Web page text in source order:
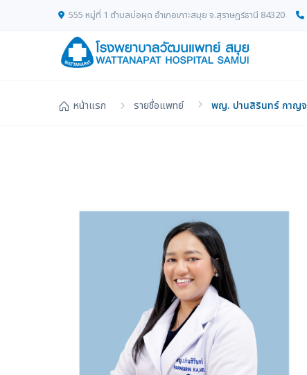
555 หมู่ที่ 1 ตำบลบ่อผุด อำเภอเกาะสมุย จ.สุราษฎร์ธานี 84320
หน้าแรก รายชื่อแพทย์ พญ. ปานสิรินทร์ กาญ